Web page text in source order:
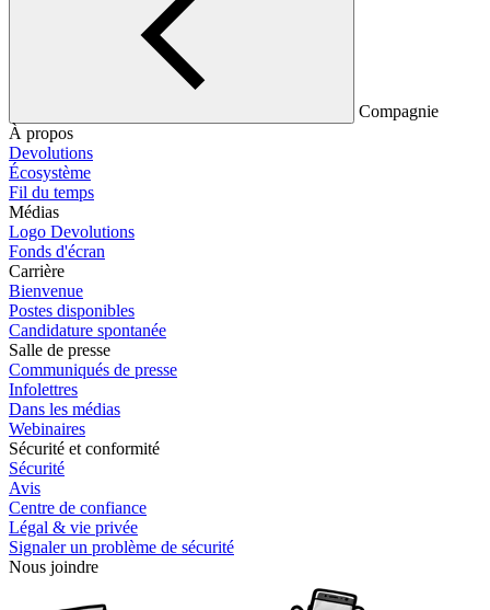
Compagnie
À propos
Devolutions
Écosystème
Fil du temps
Médias
Logo Devolutions
Fonds d'écran
Carrière
Bienvenue
Postes disponibles
Candidature spontanée
Salle de presse
Communiqués de presse
Infolettres
Dans les médias
Webinaires
Sécurité et conformité
Sécurité
Avis
Centre de confiance
Légal & vie privée
Signaler un problème de sécurité
Nous joindre